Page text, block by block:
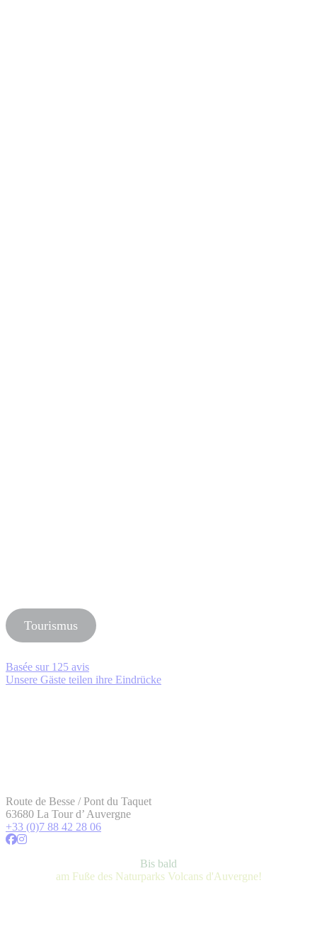
Tourismus
Basée sur 125 avis
Unsere Gäste teilen ihre Eindrücke
Route de Besse / Pont du Taquet
63680 La Tour d’ Auvergne
+33 (0)7 88 42 28 06
Bis bald
am Fuße des Naturparks Volcans d'Auvergne!